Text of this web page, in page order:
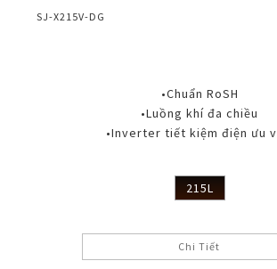
SJ-X215V-DG
•Chuẩn RoSH
•Luồng khí đa chiều
•Inverter tiết kiệm điện ưu
215L
Chi Tiết